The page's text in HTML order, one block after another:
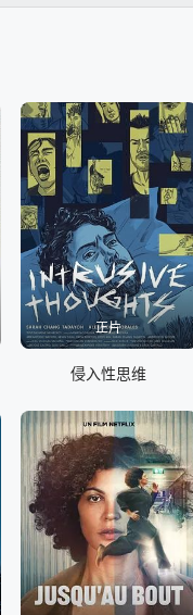
正片
侵入性思维